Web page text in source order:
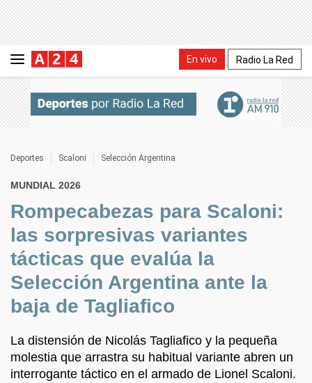
En vivo Radio La Red
Deportes Scaloni Selección Argentina
MUNDIAL 2026
Rompecabezas para Scaloni:
las sorpresivas variantes
tácticas que evalúa la
Selección Argentina ante la
baja de Tagliafico
La distensión de Nicolás Tagliafico y la pequeña
molestia que arrastra su habitual variante abren un
interrogante táctico en el armado de Lionel Scaloni.